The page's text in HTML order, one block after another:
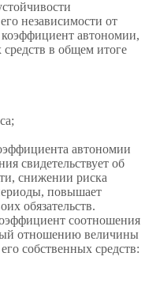
независимости от
коэффициент автономии,
в общем итоге
автономии
свидетельствует об
снижении риска
повышает
обязательств.
соотношения
отношению величины
собственных средств: